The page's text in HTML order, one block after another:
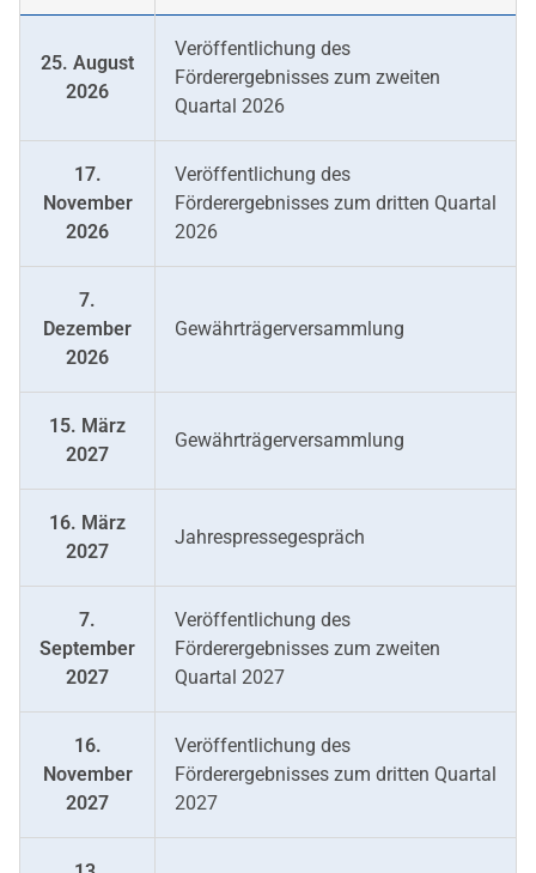
25. August
2026
Veröffentlichung des
Förderergebnisses zum zweiten
Quartal 2026
17.
November
2026
Veröffentlichung des
Förderergebnisses zum dritten Quartal
2026
7.
Dezember
2026
Gewährträgerversammlung
15. März
2027
Gewährträgerversammlung
16. März
2027
Jahrespressegespräch
7.
September
2027
Veröffentlichung des
Förderergebnisses zum zweiten
Quartal 2027
16.
November
2027
Veröffentlichung des
Förderergebnisses zum dritten Quartal
2027